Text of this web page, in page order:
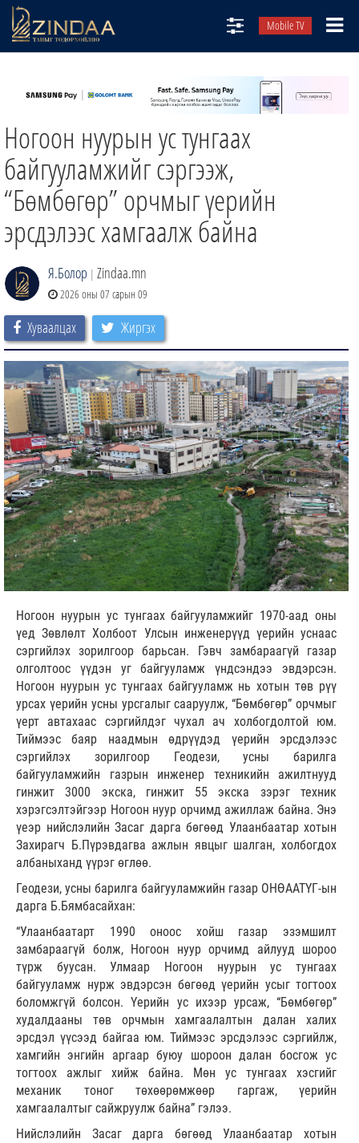
Mobile TV
ТВ8
ӨГЛӨӨНИЙ СОНИН
АУДИО ЗОХИОЛ
ЗИНДАА СЭТГҮҮЛ
Ногоон нуурын ус тунгаах
байгууламжийг сэргээж,
“Бөмбөгөр” орчмыг үерийн
эрсдэлээс хамгаалж байна
Я.Болор | Zindaa.mn
2026 оны 07 сарын 09
Хуваалцах Жиргэх
Ногоон нуурын ус тунгаах байгууламжийг 1970-аад оны
үед Зөвлөлт Холбоот Улсын инженерүүд үерийн уснаас
сэргийлэх зорилгоор барьсан. Гэвч замбараагүй газар
олголтоос үүдэн уг байгууламж үндсэндээ эвдэрсэн.
Ногоон нуурын ус тунгаах байгууламж нь хотын төв рүү
урсах үерийн усны урсгалыг сааруулж, “Бөмбөгөр” орчмыг
үерт автахаас сэргийлдэг чухал ач холбогдолтой юм.
Тиймээс баяр наадмын өдрүүдэд үерийн эрсдэлээс
сэргийлэх зорилгоор Геодези, усны барилга
байгууламжийн газрын инженер техникийн ажилтнууд
гинжит 3000 экска, гинжит 55 экска зэрэг техник
хэрэгсэлтэйгээр Ногоон нуур орчимд ажиллаж байна. Энэ
үеэр нийслэлийн Засаг дарга бөгөөд Улаанбаатар хотын
Захирагч Б.Пүрэвдагва ажлын явцыг шалган, холбогдох
албаныханд үүрэг өглөө.
Геодези, усны барилга байгууламжийн газар ОНӨААТҮГ-ын
дарга Б.Бямбасайхан:
“Улаанбаатарт 1990 оноос хойш газар эзэмшилт
замбараагүй болж, Ногоон нуур орчимд айлууд шороо
түрж буусан. Улмаар Ногоон нуурын ус тунгаах
байгууламж нурж эвдэрсэн бөгөөд үерийн усыг тогтоох
боломжгүй болсон. Үерийн ус ихээр урсаж, “Бөмбөгөр”
худалдааны төв орчмын хамгаалалтын далан халих
эрсдэл үүсээд байгаа юм. Тиймээс эрсдэлээс сэргийлж,
хамгийн энгийн аргаар буюу шороон далан босгож ус
тогтоох ажлыг хийж байна. Мөн ус тунгаах хэсгийг
механик тоног төхөөрөмжөөр гаргаж, үерийн
хамгаалалтыг сайжруулж байна” гэлээ.
Нийслэлийн Засаг дарга бөгөөд Улаанбаатар хотын